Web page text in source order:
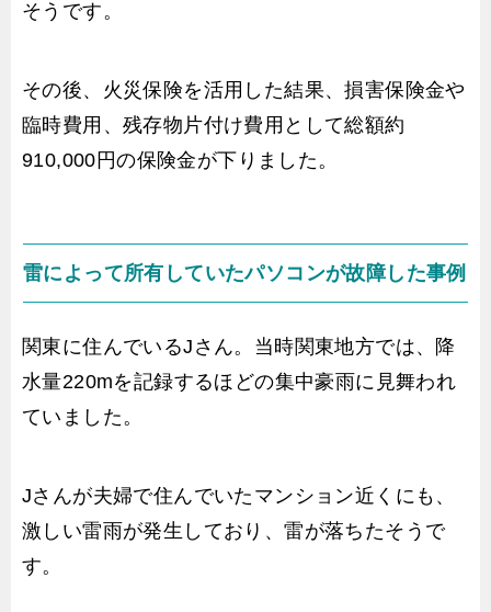
そうです。
その後、火災保険を活用した結果、損害保険金や
臨時費用、残存物片付け費用として総額約
910,000円の保険金が下りました。
雷によって所有していたパソコンが故障した事例
関東に住んでいるJさん。当時関東地方では、降
水量220mを記録するほどの集中豪雨に見舞われ
ていました。
Jさんが夫婦で住んでいたマンション近くにも、
激しい雷雨が発生しており、雷が落ちたそうで
す。